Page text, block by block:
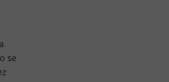
se